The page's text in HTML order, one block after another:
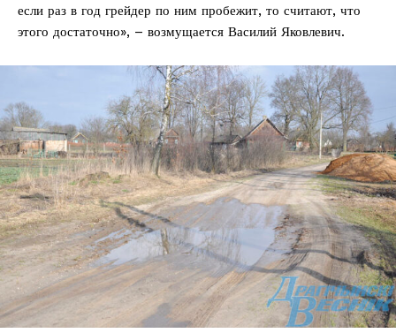
если раз в год грейдер по ним пробежит, то считают, что
этого достаточно», – возмущается Василий Яковлевич.